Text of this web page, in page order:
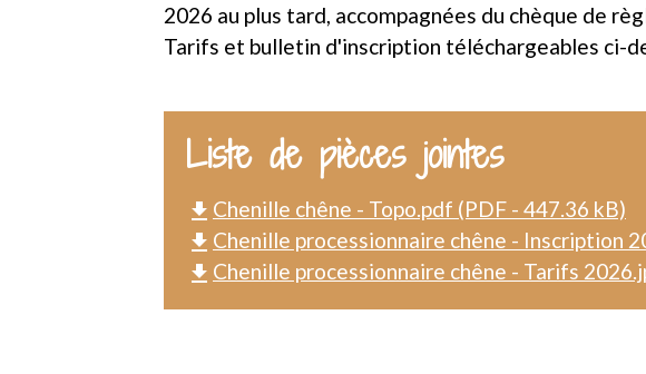
2026 au plus tard, accompagnées du chèque de
Tarifs et bulletin d'inscription téléchargeables ci-
Liste de pièces jointes
file_download Chenille chêne - Topo.pdf (PDF - 447.36 kB)
file_download Chenille processionnaire chêne - Inscription
file_download Chenille processionnaire chêne - Tarifs